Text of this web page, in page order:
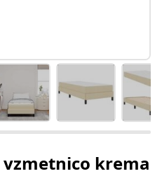
vzmetnico krema